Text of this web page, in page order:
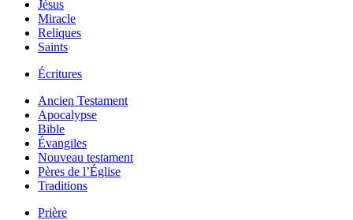
Jésus
Miracle
Reliques
Saints
Écritures
Ancien Testament
Apocalypse
Bible
Évangiles
Nouveau testament
Pères de l’Église
Traditions
Prière